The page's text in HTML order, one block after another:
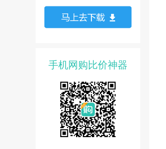
手机网购比价神器